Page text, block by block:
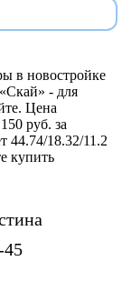
и
различных
жителей.
и
в новостройке
- для
Цена
руб. за
44.74/18.32/11.2
купить
45